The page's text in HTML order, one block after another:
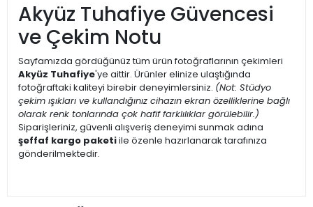
Akyüz Tuhafiye Güvencesi
ve Çekim Notu
Sayfamızda gördüğünüz tüm ürün fotoğraflarının çekimleri
Akyüz Tuhafiye'ye aittir. Ürünler elinize ulaştığında
fotoğraftaki kaliteyi birebir deneyimlersiniz. (Not: Stüdyo
çekim ışıkları ve kullandığınız cihazın ekran özelliklerine bağlı
olarak renk tonlarında çok hafif farklılıklar görülebilir.)
Siparişleriniz, güvenli alışveriş deneyimi sunmak adına
şeffaf kargo paketiile özenle hazırlanarak tarafınıza
gönderilmektedir.